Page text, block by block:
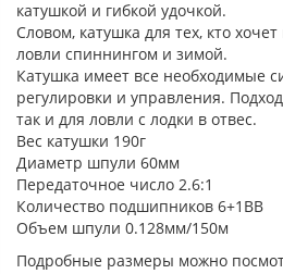
катушкой и гибкой удочкой.
Словом, катушка для тех, кто
ловли спиннингом и зимой.
Катушка имеет все необходимые
регулировки и управления.
так и для ловли с лодки в отвес.
Вес катушки 190г
Диаметр шпули 60мм
Передаточное число 2.6:1
Количество подшипников 6+1ВВ
Объем шпули 0.128мм/150м
Подробные размеры можно